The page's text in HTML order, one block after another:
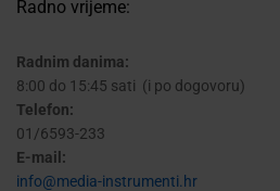
Radno vrijeme:
Radnim danima:
8:00 do 15:45 sati (i po dogovoru)
Telefon:
01/6593-233
E-mail:
info@media-instrumenti.hr